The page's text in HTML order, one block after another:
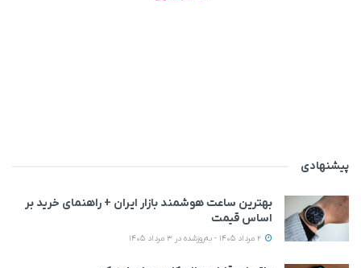
پیشنهادی
بهترین ساعت هوشمند بازار ایران + راهنمای خرید بر
اساس قیمت